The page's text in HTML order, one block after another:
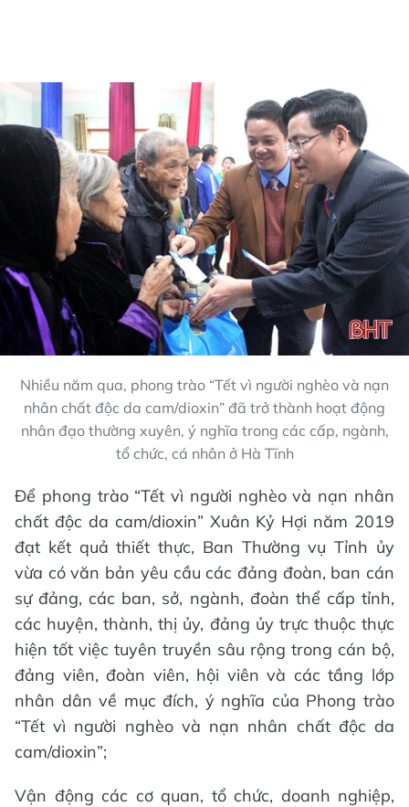
Nhiều năm qua, phong trào “Tết vì người nghèo và nạn
nhân chất độc da cam/dioxin” đã trở thành hoạt động
nhân đạo thường xuyên, ý nghĩa trong các cấp, ngành,
tổ chức, cá nhân ở Hà Tĩnh
Để phong trào “Tết vì người nghèo và nạn nhân
chất độc da cam/dioxin” Xuân Kỷ Hợi năm 2019
đạt kết quả thiết thực, Ban Thường vụ Tỉnh ủy
vừa có văn bản yêu cầu các đảng đoàn, ban cán
sự đảng, các ban, sở, ngành, đoàn thể cấp tỉnh,
các huyện, thành, thị ủy, đảng ủy trực thuộc thực
hiện tốt việc tuyên truyền sâu rộng trong cán bộ,
đảng viên, đoàn viên, hội viên và các tầng lớp
nhân dân về mục đích, ý nghĩa của Phong trào
“Tết vì người nghèo và nạn nhân chất độc da
cam/dioxin”;
Vận động các cơ quan, tổ chức, doanh nghiệp,